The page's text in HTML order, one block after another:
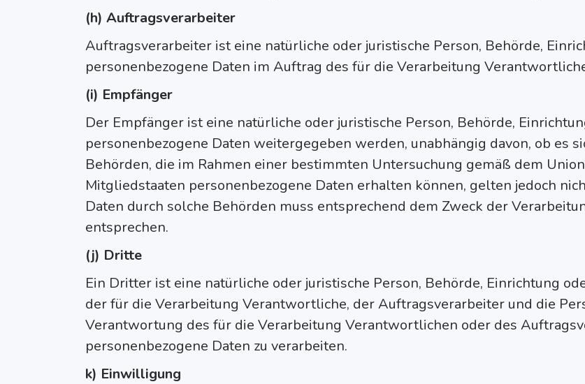
(h) Auftragsverarbeiter
Auftragsverarbeiter ist eine natürliche oder juristische Person, Behörde,
personenbezogene Daten im Auftrag des für die Verarbeitung
(i) Empfänger
Der Empfänger ist eine natürliche oder juristische Person, Behörde,
personenbezogene Daten weitergegeben werden, unabhängig davon, ob es
Behörden, die im Rahmen einer bestimmten Untersuchung gemäß dem
Mitgliedstaaten personenbezogene Daten erhalten können, gelten jedoch
Daten durch solche Behörden muss entsprechend dem Zweck der
entsprechen.
(j) Dritte
Ein Dritter ist eine natürliche oder juristische Person, Behörde, Einrichtung
der für die Verarbeitung Verantwortliche, der Auftragsverarbeiter und die
Verantwortung des für die Verarbeitung Verantwortlichen oder des
personenbezogene Daten zu verarbeiten.
k) Einwilligung